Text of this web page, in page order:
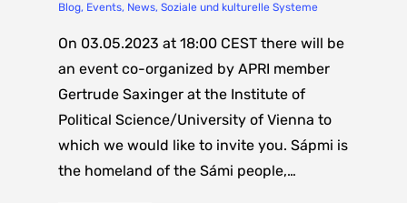
Blog, Events, News, Soziale und kulturelle Systeme
On 03.05.2023 at 18:00 CEST there will be
an event co-organized by APRI member
Gertrude Saxinger at the Institute of
Political Science/University of Vienna to
which we would like to invite you. Sápmi is
the homeland of the Sámi people,…